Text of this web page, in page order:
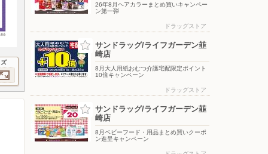
26年8月ヘアカラーまとめ買いキャンペー
ン第一弾
ドラッグストア
サンドラッグ/ライフガーデン韮
崎店
8月大人用紙おむつ介護宅配限定ポイント
10倍キャンペーン
ドラッグストア
サンドラッグ/ライフガーデン韮
崎店
8月ベビーフード・用品まとめ買いクーポ
ン進呈キャンペーン